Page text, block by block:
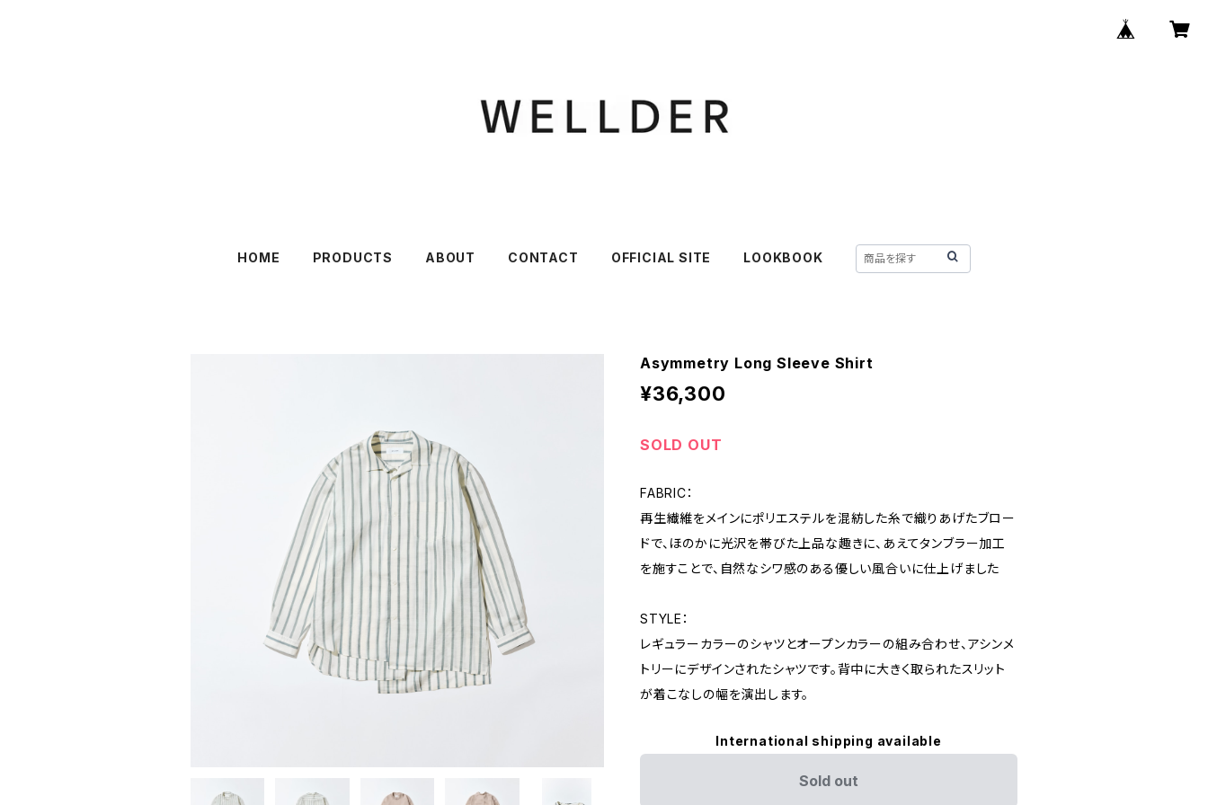
HOME PRODUCTS ABOUT CONTACT OFFICIAL SITE LOOKBOOK
Asymmetry Long Sleeve Shirt
¥36,300
SOLD OUT
FABRIC：
再生繊維をメインにポリエステルを混紡した糸で織りあげたブロー
ドで、ほのかに光沢を帯びた上品な趣きに、あえてタンブラー加工
を施すことで、自然なシワ感のある優しい風合いに仕上げました
STYLE：
レギュラーカラーのシャツとオープンカラーの組み合わせ、アシンメ
トリーにデザインされたシャツです。背中に大きく取られたスリット
が着こなしの幅を演出します。
International shipping available
Sold out